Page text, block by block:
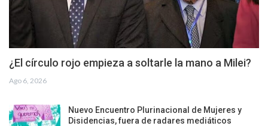
¿El círculo rojo empieza a soltarle la mano a Milei?
Ago 6, 2026
Nuevo Encuentro Plurinacional de Mujeres y
Disidencias, fuera de radares mediáticos